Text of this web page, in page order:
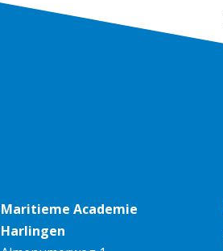
Maritieme Academie
Harlingen